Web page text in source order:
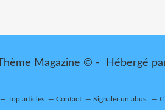
Magazine © - Hébergé
Top articles Contact Signaler un abus